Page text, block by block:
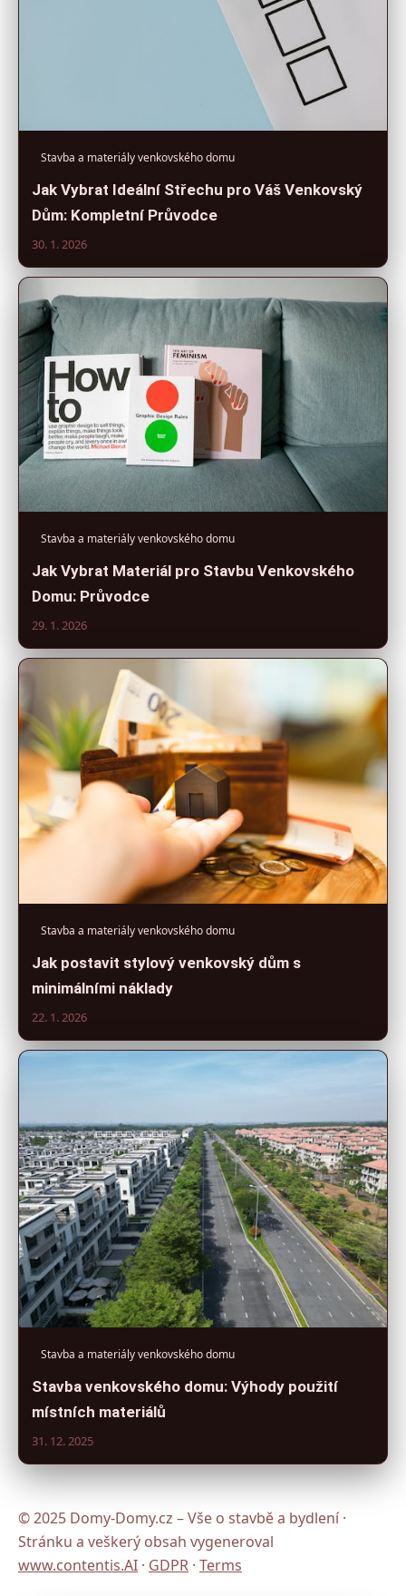
Stavba a materiály venkovského domu
Jak Vybrat Ideální Střechu pro Váš Venkovský
Dům: Kompletní Průvodce
30. 1. 2026
Stavba a materiály venkovského domu
Jak Vybrat Materiál pro Stavbu Venkovského
Domu: Průvodce
29. 1. 2026
Stavba a materiály venkovského domu
Jak postavit stylový venkovský dům s
minimálními náklady
22. 1. 2026
Stavba a materiály venkovského domu
Stavba venkovského domu: Výhody použití
místních materiálů
31. 12. 2025
© 2025 Domy-Domy.cz – Vše o stavbě a bydlení ·
Stránku a veškerý obsah vygeneroval
www.contentis.AI · GDPR · Terms